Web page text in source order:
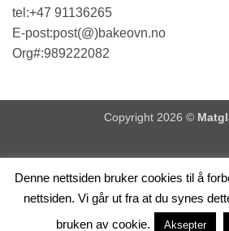
tel:+47 91136265
E-post:post(@)bakeovn.no
Org#:989222082
Copyright 2026 ©
Denne nettsiden bruker cookies til å
nettsiden. Vi går ut fra at du synes
bruken av cookie.
Aksepter